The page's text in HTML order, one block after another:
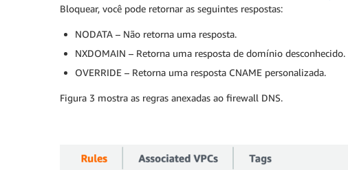
Bloquear, você pode retornar as seguintes respostas:
NODATA – Não retorna uma resposta.
NXDOMAIN – Retorna uma resposta de domínio desconhecido.
OVERRIDE – Retorna uma resposta CNAME personalizada.
Figura 3 mostra as regras anexadas ao firewall DNS.